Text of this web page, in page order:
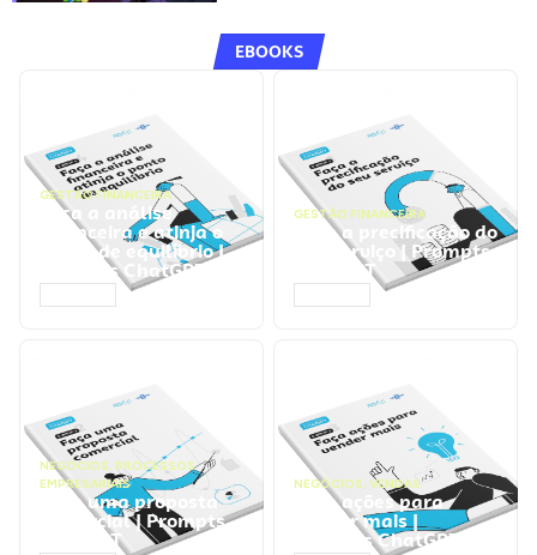
EBOOKS
GESTÃO FINANCEIRA
Faça a análise
financeira e atinja o
ponto de equilíbrio |
Prompts ChatGPT
GESTÃO FINANCEIRA
Faça a precificação do
seu serviço | Prompts
ChatGPT
NEGÓCIOS, PROCESSOS
EMPRESARIAIS
Faça uma proposta
comercial | Prompts
ChatGPT
NEGÓCIOS, VENDAS
Faça ações para
vender mais |
Prompts ChatGPT